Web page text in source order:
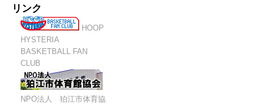
リンク
HOOP
HYSTERIA
BASKETBALL FAN
CLUB
NPO法人 狛江市体育協